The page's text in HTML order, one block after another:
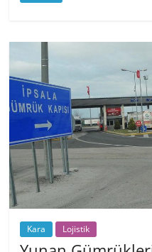
Kara Lojistik